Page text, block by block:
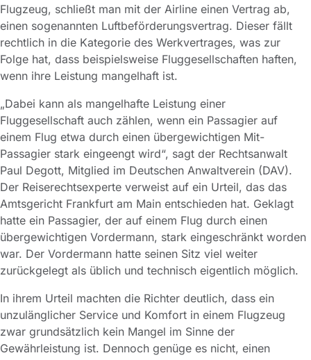
Flugzeug, schließt man mit der Airline einen Vertrag ab,
einen sogenannten Luftbeförderungsvertrag. Dieser fällt
rechtlich in die Kategorie des Werkvertrages, was zur
Folge hat, dass beispielsweise Fluggesellschaften haften,
wenn ihre Leistung mangelhaft ist.
„Dabei kann als mangelhafte Leistung einer
Fluggesellschaft auch zählen, wenn ein Passagier auf
einem Flug etwa durch einen übergewichtigen Mit-
Passagier stark eingeengt wird“, sagt der Rechtsanwalt
Paul Degott, Mitglied im Deutschen Anwaltverein (DAV).
Der Reiserechtsexperte verweist auf ein Urteil, das das
Amtsgericht Frankfurt am Main entschieden hat. Geklagt
hatte ein Passagier, der auf einem Flug durch einen
übergewichtigen Vordermann, stark eingeschränkt worden
war. Der Vordermann hatte seinen Sitz viel weiter
zurückgelegt als üblich und technisch eigentlich möglich.
In ihrem Urteil machten die Richter deutlich, dass ein
unzulänglicher Service und Komfort in einem Flugzeug
zwar grundsätzlich kein Mangel im Sinne der
Gewährleistung ist. Dennoch genüge es nicht, einen